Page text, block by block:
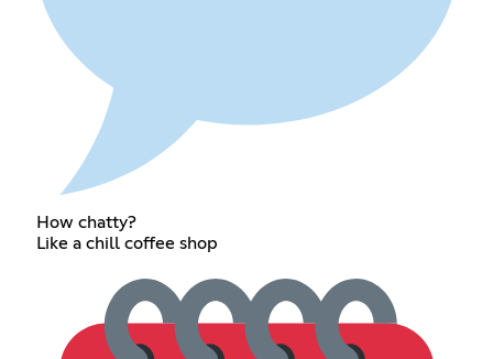
How chatty?
Like a chill coffee shop